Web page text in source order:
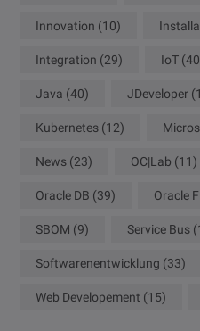
Innovation (10)
Integration (29) IoT
Java (40) JDeveloper
Kubernetes (12)
News (23) OC|Lab (11)
Oracle DB (39) Oracle
SBOM (9) Service Bus
Softwarenentwicklung (33)
Web Developement (15)